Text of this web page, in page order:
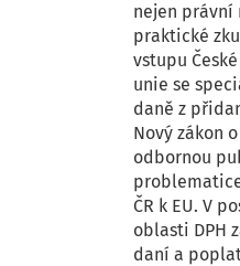
nejen právní
praktické
vstupu
unie se
daně z
Nový zákon
odbornou
ČR k EU. V
oblasti DPH
daní a